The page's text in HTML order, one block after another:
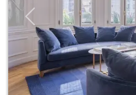
Previous